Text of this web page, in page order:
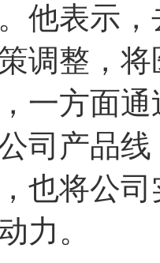
表示
调整
，一方
司产品线
，也将
力。